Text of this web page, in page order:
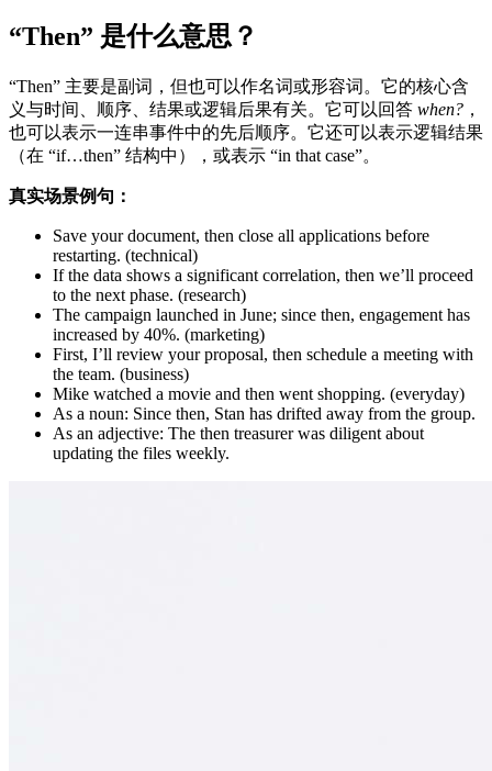
“Then” 是什么意思？
“Then” 主要是副词，但也可以作名词或形容词。它的核心含
义与时间、顺序、结果或逻辑后果有关。它可以回答 when? ，
也可以表示一连串事件中的先后顺序。它还可以表示逻辑结果
（在 “if…then” 结构中），或表示 “in that case”。
真实场景例句：
Save your document, then close all applications before
restarting. (technical)
If the data shows a significant correlation, then we’ll proceed
to the next phase. (research)
The campaign launched in June; since then, engagement has
increased by 40%. (marketing)
First, I’ll review your proposal, then schedule a meeting with
the team. (business)
Mike watched a movie and then went shopping. (everyday)
As a noun: Since then, Stan has drifted away from the group.
As an adjective: The then treasurer was diligent about
updating the files weekly.